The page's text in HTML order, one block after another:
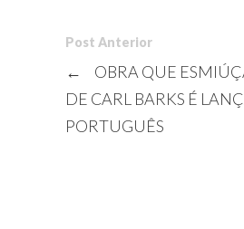
Post Anterior
←
OBRA QUE
DE CARL BARKS É
PORTUGUÊS